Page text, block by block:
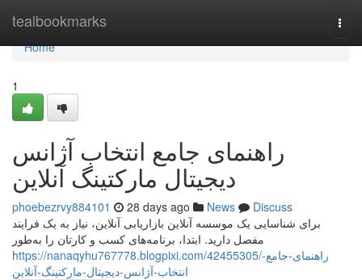
tealbookmarks
Home
Home
1
راهنمای جامع انتخاب آژانس
دیجیتال مارکتینگ آنلاین
phoebezrvy884101 28 days ago News
Discuss
برای شناسایی یک موسسه آنلاین بازاریابی آنلاین، نیاز به یک فرایند
مفصل دارید. ابتدا، برنامه‌های کسب و کارتان را به‌طور
https://nanaqyhu767778.blogpixi.com/42455305/راهنمای-جامع-
انتخاب-آژانس-دیجیتال-مارکتینگ-آنلاین